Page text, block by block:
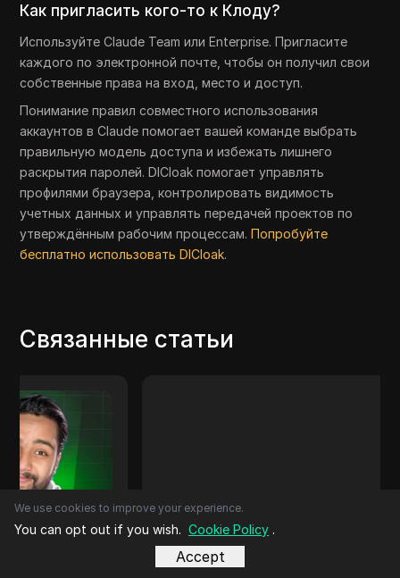
Как пригласить кого-то к Клоду?
Используйте Claude Team или Enterprise. Пригласите
каждого по электронной почте, чтобы он получил свои
собственные права на вход, место и доступ.
Понимание правил совместного использования
аккаунтов в Claude помогает вашей команде выбрать
правильную модель доступа и избежать лишнего
раскрытия паролей. DICloak помогает управлять
профилями браузера, контролировать видимость
учетных данных и управлять передачей проектов по
утверждённым рабочим процессам.Попробуйте
бесплатно использовать DICloak.
Связанные статьи
We use cookies to improve your experience.
You can opt out if you wish. Cookie Policy .
Accept